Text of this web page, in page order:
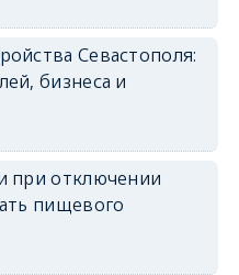
Севастополя:
бизнеса и
при отключении
пищевого